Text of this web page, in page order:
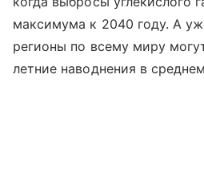
максимума к 2040 году. А
регионы по всему миру
летние наводнения в